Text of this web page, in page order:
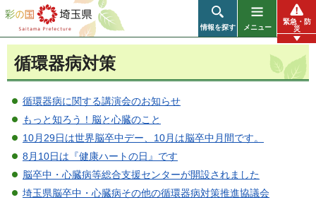
彩の国 埼玉県
情報を探す メニュー
緊急・防
災
循環器病対策
循環器病に関する講演会のお知らせ
もっと知ろう！脳と心臓のこと
10月29日は世界脳卒中デー、10月は脳卒中月間です。
8月10日は『健康ハートの日』です
脳卒中・心臓病等総合支援センターが開設されました
埼玉県脳卒中・心臓病その他の循環器病対策推進協議会